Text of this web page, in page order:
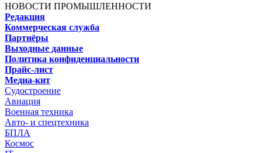
НОВОСТИ ПРОМЫШЛЕННОСТИ
Редакция
Коммерческая служба
Партнёры
Выходные данные
Политика конфиденциальности
Прайс-лист
Медиа-кит
Судостроение
Авиация
Военная техника
Авто- и спецтехника
БПЛА
Космос